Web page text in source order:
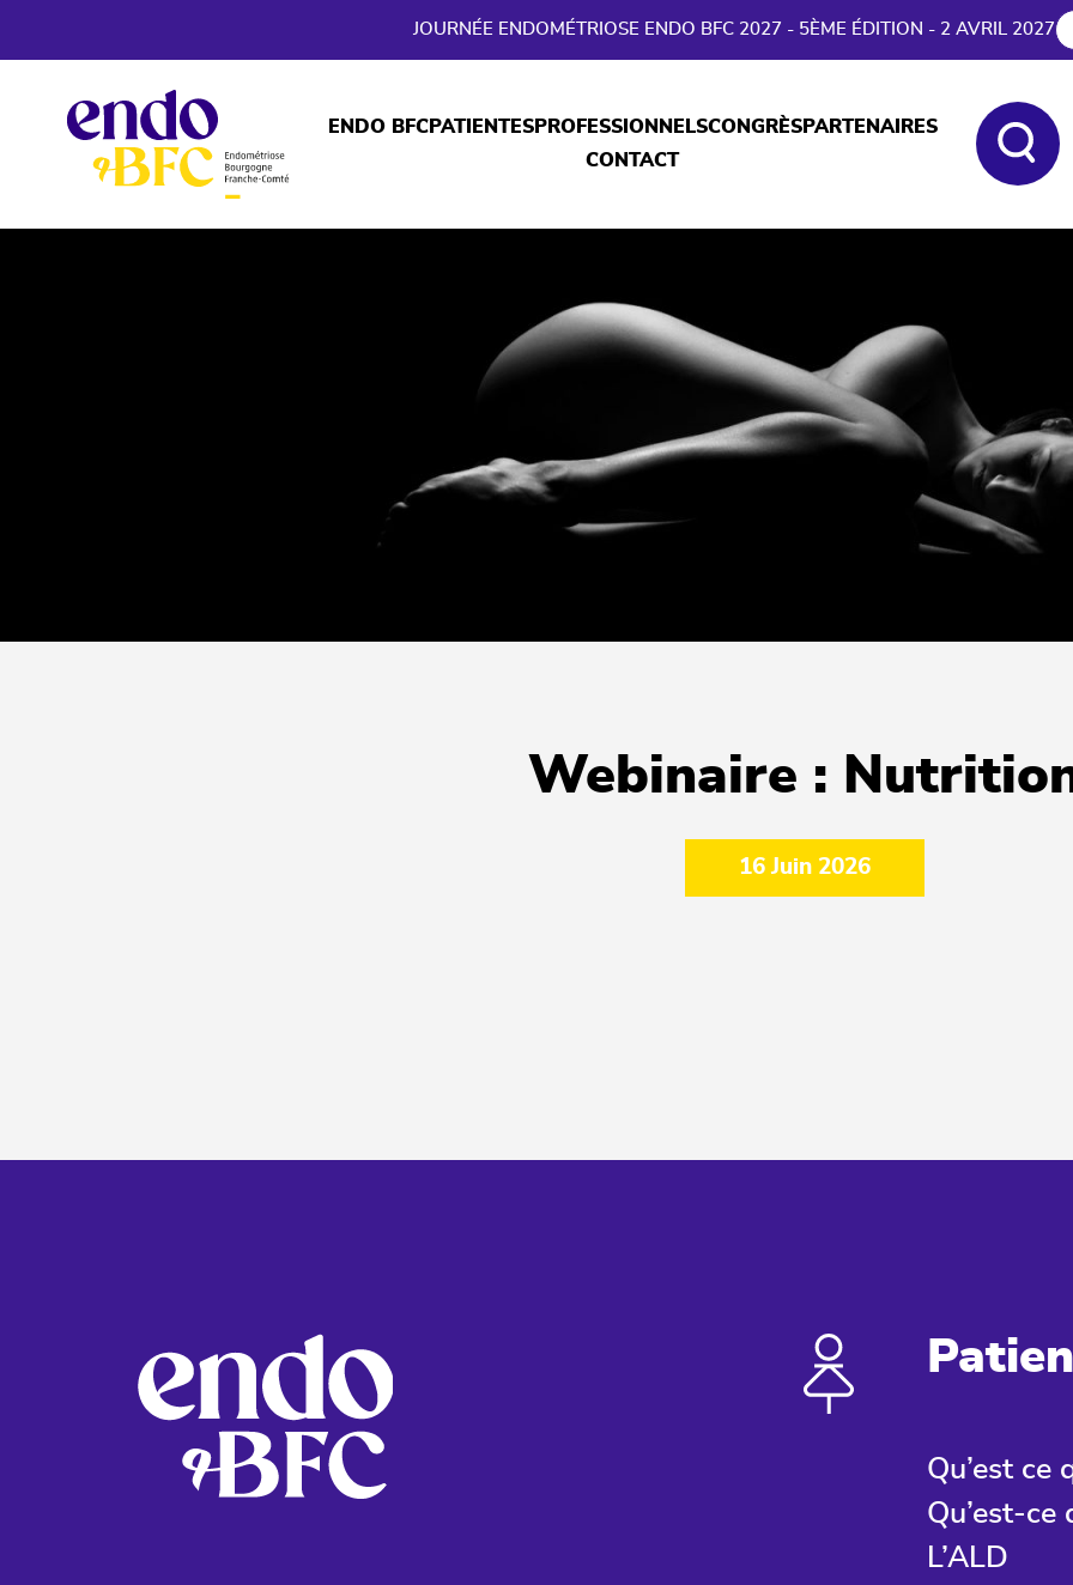
JOURNÉE ENDOMÉTRIOSE ENDO BFC 2027 - 5ÈME ÉDITION - 2 AVRIL 2027
ENDO BFCPATIENTESPROFESSIONNELSCONGRÈSPARTENAIRES
CONTACT
Webinaire :
16 Juin 2026
Qu’est ce
Qu’est-ce
L’ALD